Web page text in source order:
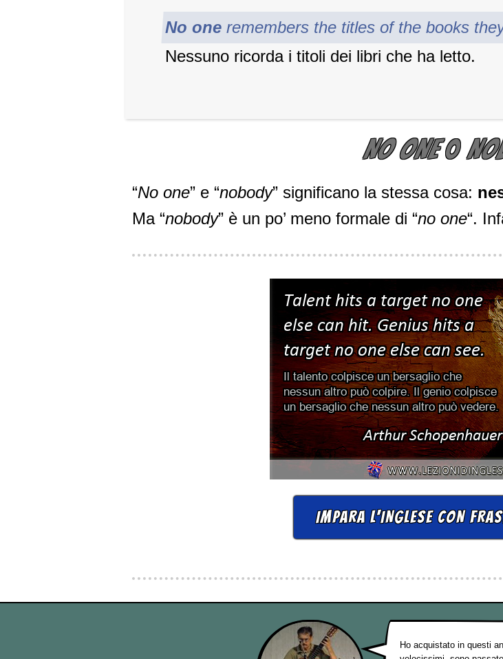
No one remembers the titles of the books
Nessuno ricorda i titoli dei libri che ha letto.
NO ONEO
“No one” e “nobody” significano la stessa cosa:
Ma “nobody” è un po’ meno formale di “no one“.
IMPARA L'INGLESE CON
Ho acquistato in questi